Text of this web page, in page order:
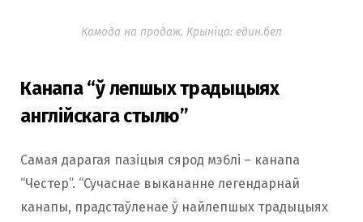
Камода на продаж. Крыніца: един.бел
Канапа “ў лепшых традыцыях
англійскага стылю”
Самая дарагая пазіцыя сярод мэблі – канапа
“Честер”. “Сучаснае выкананне легендарнай
канапы, прадстаўленае ў найлепшых традыцыях